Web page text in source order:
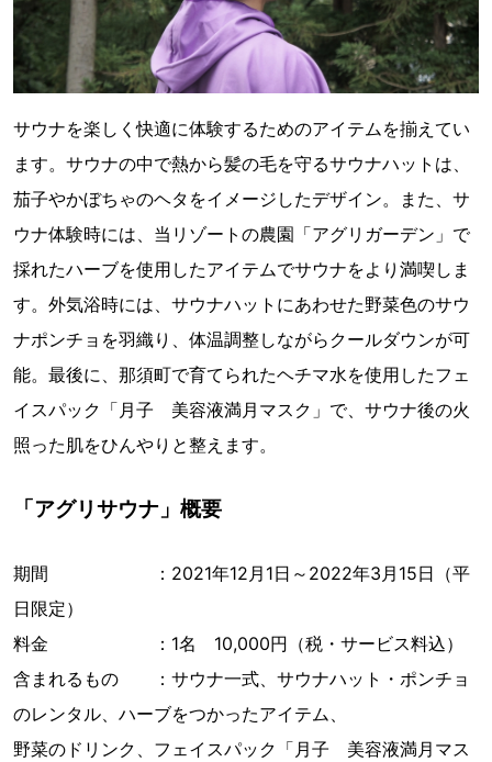
サウナを楽しく快適に体験するためのアイテムを揃えてい
ます。サウナの中で熱から髪の毛を守るサウナハットは、
茄子やかぼちゃのヘタをイメージしたデザイン。また、サ
ウナ体験時には、当リゾートの農園「アグリガーデン」で
採れたハーブを使用したアイテムでサウナをより満喫しま
す。外気浴時には、サウナハットにあわせた野菜色のサウ
ナポンチョを羽織り、体温調整しながらクールダウンが可
能。最後に、那須町で育てられたヘチマ水を使用したフェ
イスパック「月子 美容液満月マスク」で、サウナ後の火
照った肌をひんやりと整えます。
「アグリサウナ」概要
期間 ：2021年12月1日～2022年3月15日（平
日限定）
料金 ：1名 10,000円（税・サービス料込）
含まれるもの ：サウナ一式、サウナハット・ポンチョ
のレンタル、ハーブをつかったアイテム、
野菜のドリンク、フェイスパック「月子 美容液満月マス